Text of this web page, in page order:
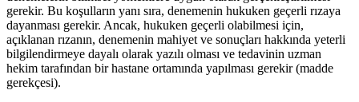
gerekir. Bu koşulların yanı sıra, denemenin hukuken geçerli rızaya
dayanması gerekir. Ancak, hukuken geçerli olabilmesi için,
açıklanan rızanın, denemenin mahiyet ve sonuçları hakkında yeterli
bilgilendirmeye dayalı olarak yazılı olması ve tedavinin uzman
hekim tarafından bir hastane ortamında yapılması gerekir (madde
gerekçesi).